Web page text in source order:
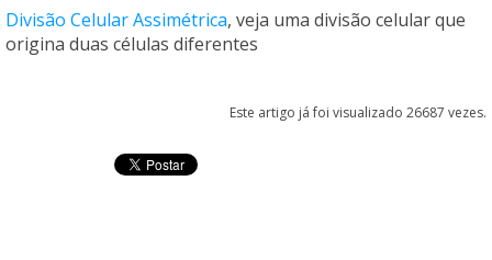
Divisão Celular Assimétrica, veja uma divisão celular que
origina duas células diferentes
Este artigo já foi visualizado 26687 vezes.